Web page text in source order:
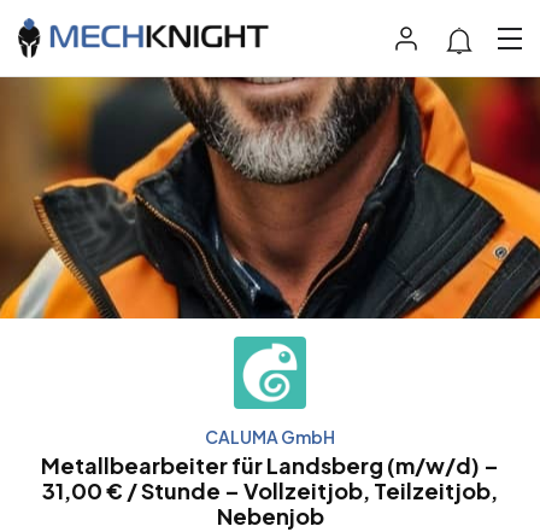
CALUMA GmbH
Metallbearbeiter für Landsberg (m/w/d) –
31,00 € / Stunde – Vollzeitjob, Teilzeitjob,
Nebenjob